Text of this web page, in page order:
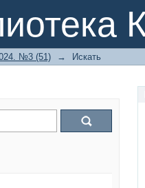
№3 (51) → Искать